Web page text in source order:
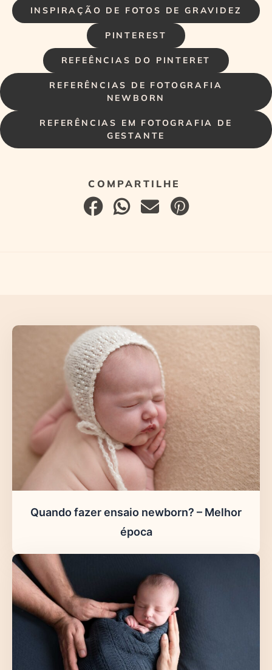
INSPIRAÇÃO DE FOTOS DE GRAVIDEZ
PINTEREST
REFEÊNCIAS DO PINTERET
REFERÊNCIAS DE FOTOGRAFIA
NEWBORN
REFERÊNCIAS EM FOTOGRAFIA DE
GESTANTE
Quando fazer ensaio newborn? – Melhor
época